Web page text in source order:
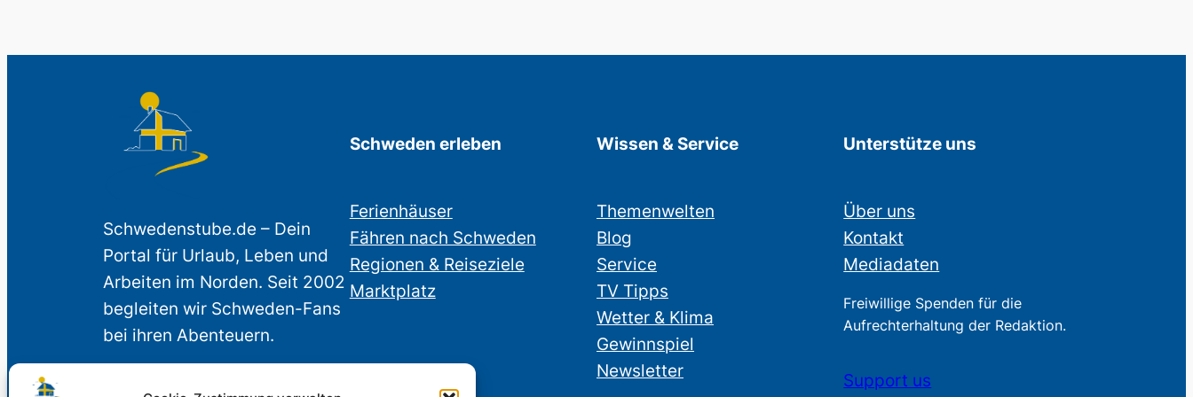
Schwedenstube.de – Dein
Portal für Urlaub, Leben und
Arbeiten im Norden. Seit 2002
begleiten wir Schweden-Fans
bei ihren Abenteuern.
Schweden erleben
Ferienhäuser
Fähren nach Schweden
Regionen & Reiseziele
Marktplatz
Wissen & Service
Themenwelten
Blog
Service
TV Tipps
Wetter & Klima
Gewinnspiel
Newsletter
Unterstütze uns
Über uns
Kontakt
Mediadaten
Freiwillige Spenden für die
Aufrechterhaltung der Redaktion.
Support us